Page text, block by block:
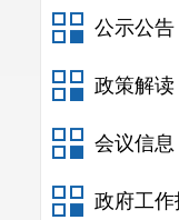
公示公告
政策解读
会议信息
政府工作